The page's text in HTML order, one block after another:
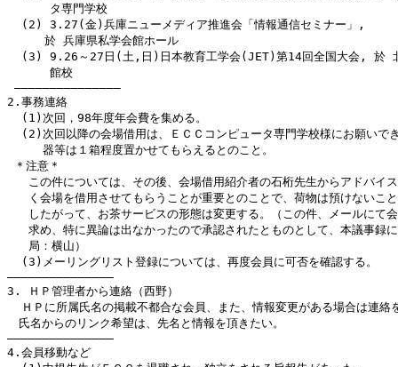
      タ専門学校
(2) 3.27(金)兵庫ニューメディア推進会「情報通信
於 兵庫県私学会館ホール
(3) 9.26～27日(土,日)日本教育工学会(JET)第14回全国大会, 於
      館校
―――――――――――――――
2.事務連絡
  (1)次回，98年度年会費を集める。
(2)次回以降の会場借用は、ＥＣＣコンピュータ専門学校様にお願いで
     器等は１箱程度置かせてもらえるとのこと。
＊注意＊
この件については、その後、会場借用紹介者の石桁先生からアドバイ
く会場を借用させてもらうことが重要とのことで、荷物は預けないこ
したがって、お茶サービスの形態は変更する。（この件、メールにて
求め、特に異論は出なかったので承認されたとものとして、本議事録
   局：横山）
  (3)メーリングリスト登録については、再度会員に可否を確認する。
―――――――――――――――
3. ＨＰ管理者から連絡（西野）
ＨＰに所属氏名の掲載不都合な会員、また、情報変更がある場合は連絡
氏名からのリンク希望は、先名と情報を頂きたい。
―――――――――――――――
4.会員移動など